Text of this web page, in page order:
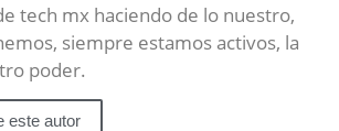
tech mx haciendo de lo nuestro,
siempre estamos activos, la
poder.
este autor